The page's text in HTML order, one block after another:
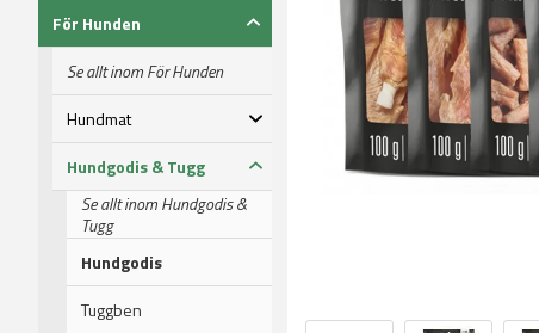
För Hunden
Se allt inom För Hunden
Hundmat
Hundgodis & Tugg
Se allt inom Hundgodis &
Tugg
Hundgodis
Tuggben